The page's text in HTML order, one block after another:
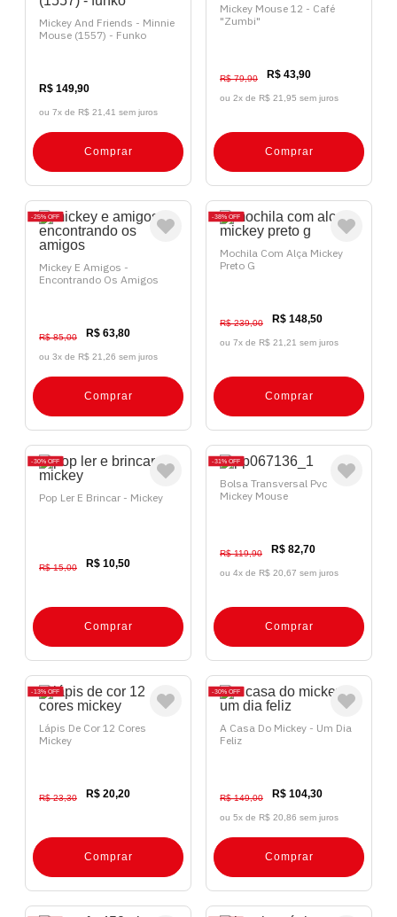
Mickey And Friends - Minnie
Mouse (1557) - Funko
R$ 149,90
ou 7x de R$ 21,41 sem juros
Comprar
Mickey Mouse 12 - Café
"Zumbi"
R$ 79,90 R$ 43,90
ou 2x de R$ 21,95 sem juros
Comprar
25% OFF
Mickey E Amigos -
Encontrando Os Amigos
R$ 85,00 R$ 63,80
ou 3x de R$ 21,26 sem juros
Comprar
38% OFF
Mochila Com Alça Mickey
Preto G
R$ 239,00 R$ 148,50
ou 7x de R$ 21,21 sem juros
Comprar
30% OFF
Pop Ler E Brincar - Mickey
R$ 15,00 R$ 10,50
Comprar
31% OFF
Bolsa Transversal Pvc
Mickey Mouse
R$ 119,90 R$ 82,70
ou 4x de R$ 20,67 sem juros
Comprar
13% OFF
Lápis De Cor 12 Cores
Mickey
R$ 23,30 R$ 20,20
Comprar
30% OFF
A Casa Do Mickey - Um Dia
Feliz
R$ 149,00 R$ 104,30
ou 5x de R$ 20,86 sem juros
Comprar